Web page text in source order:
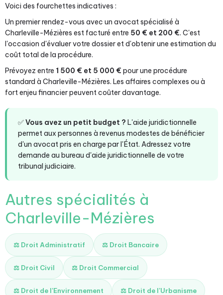
Voici des fourchettes indicatives :
Un premier rendez-vous avec un avocat spécialisé à
Charleville-Mézières est facturé entre 50 € et 200 €. C'est
l'occasion d'évaluer votre dossier et d'obtenir une estimation du
coût total de la procédure.
Prévoyez entre 1 500 € et 5 000 € pour une procédure
standard à Charleville-Mézières. Les affaires complexes ou à
fort enjeu financier peuvent coûter davantage.
✅Vous avez un petit budget ? L'aide juridictionnelle
permet aux personnes à revenus modestes de bénéficier
d'un avocat pris en charge par l'État. Adressez votre
demande au bureau d'aide juridictionnelle de votre
tribunal judiciaire.
Autres spécialités à
Charleville-Mézières
⚖️ Droit Administratif ⚖️ Droit Bancaire
⚖️ Droit Civil ⚖️ Droit Commercial
⚖️ Droit de l'Environnement ⚖️ Droit de l'Urbanisme